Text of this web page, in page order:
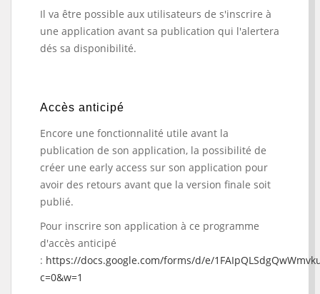
Il va être possible aux utilisateurs de s'inscrire à
une application avant sa publication qui l'alertera
dés sa disponibilité.
Accès anticipé
Encore une fonctionnalité utile avant la
publication de son application, la possibilité de
créer une early access sur son application pour
avoir des retours avant que la version finale soit
publié.
Pour inscrire son application à ce programme
d'accès anticipé
: https://docs.google.com/forms/d/e/
c=0&w=1